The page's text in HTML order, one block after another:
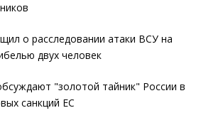
о расследовании атаки ВСУ на
двух человек
"золотой тайник" России в
санкций ЕС